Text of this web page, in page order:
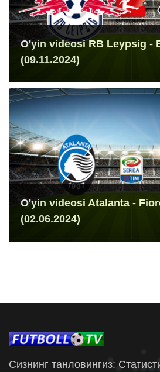
O'yin videosi RB Leypsig -
(09.11.2024)
O'yin videosi Atalanta -
(02.06.2024)
Сизнинг танловингиз: